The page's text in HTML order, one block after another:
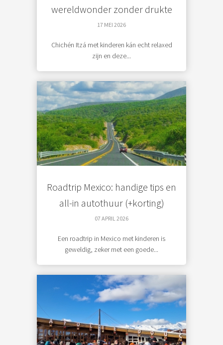
wereldwonder zonder drukte
17 MEI 2026
Chichén Itzá met kinderen kán echt relaxed
zijn en deze...
Roadtrip Mexico: handige tips en
all-in autothuur (+korting)
07 APRIL 2026
Een roadtrip in Mexico met kinderen is
geweldig, zeker met een goede...